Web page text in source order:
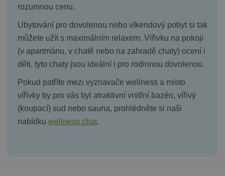
rozumnou cenu.
Ubytování pro dovolenou nebo víkendový pobyt si tak
můžete užít s maximálním relaxem. Vířivku na pokoji
(v apartmánu, v chatě nebo na zahradě chaty) ocení i
děti, tyto chaty jsou ideální i pro rodinnou dovolenou.
Pokud patříte mezi vyznavače wellness a místo
vířivky by pro vás byl atraktivní vnitřní bazén, vířivý
(koupací) sud nebo sauna, prohlédněte si naši
nabídku wellness chat.